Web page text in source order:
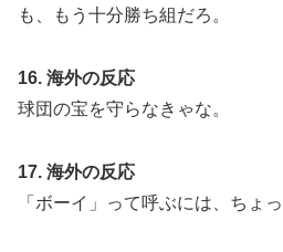
も、もう十分勝ち組だろ。
16. 海外の反応
球団の宝を守らなきゃな。
17. 海外の反応
「ボーイ」って呼ぶには、ちょ